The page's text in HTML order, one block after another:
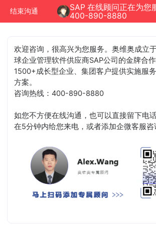
结束沟通
SAP 在线顾问正在为您
400-890-8880
欢迎咨询，很高兴为您服务。奥维奥成立
球企业管理软件供应商SAP公司的金牌合
1500+成长型企业、集团客户提供实施服
方案。
咨询热线：400-890-8880
如您不方便在线沟通，也可以直接留下电
在5分钟内给您来电，或者添加企微客服咨